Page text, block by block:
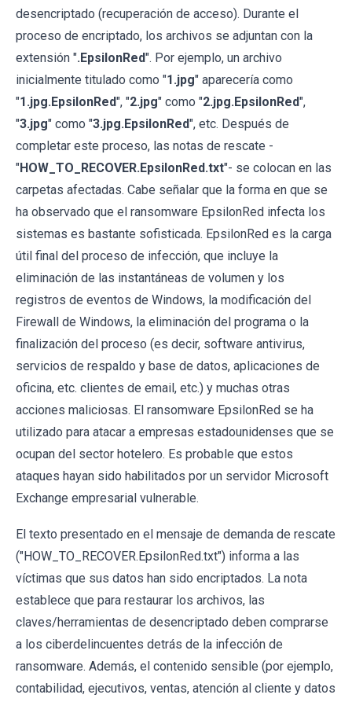
desencriptado (recuperación de acceso). Durante el
proceso de encriptado, los archivos se adjuntan con la
extensión ".EpsilonRed". Por ejemplo, un archivo
inicialmente titulado como "1.jpg" aparecería como
"1.jpg.EpsilonRed", "2.jpg" como "2.jpg.EpsilonRed",
"3.jpg" como "3.jpg.EpsilonRed", etc. Después de
completar este proceso, las notas de rescate -
"HOW_TO_RECOVER.EpsilonRed.txt"- se colocan en las
carpetas afectadas. Cabe señalar que la forma en que se
ha observado que el ransomware EpsilonRed infecta los
sistemas es bastante sofisticada. EpsilonRed es la carga
útil final del proceso de infección, que incluye la
eliminación de las instantáneas de volumen y los
registros de eventos de Windows, la modificación del
Firewall de Windows, la eliminación del programa o la
finalización del proceso (es decir, software antivirus,
servicios de respaldo y base de datos, aplicaciones de
oficina, etc. clientes de email, etc.) y muchas otras
acciones maliciosas. El ransomware EpsilonRed se ha
utilizado para atacar a empresas estadounidenses que se
ocupan del sector hotelero. Es probable que estos
ataques hayan sido habilitados por un servidor Microsoft
Exchange empresarial vulnerable.
El texto presentado en el mensaje de demanda de rescate
("HOW_TO_RECOVER.EpsilonRed.txt") informa a las
víctimas que sus datos han sido encriptados. La nota
establece que para restaurar los archivos, las
claves/herramientas de desencriptado deben comprarse
a los ciberdelincuentes detrás de la infección de
ransomware. Además, el contenido sensible (por ejemplo,
contabilidad, ejecutivos, ventas, atención al cliente y datos